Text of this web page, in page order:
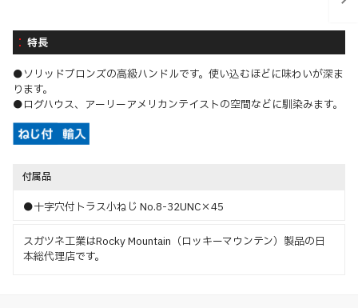
特長
●ソリッドブロンズの高級ハンドルです。使い込むほどに味わいが深ま
ります。
●ログハウス、アーリーアメリカンテイストの空間などに馴染みます。
付属品
●十字穴付トラス小ねじ No.8-32UNC×45
スガツネ工業はRocky Mountain（ロッキーマウンテン）製品の日
本総代理店です。